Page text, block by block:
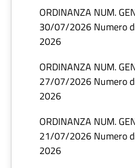
ORDINANZA NUM.
30/07/2026 Numero
2026
ORDINANZA NUM.
27/07/2026 Numero
2026
ORDINANZA NUM.
21/07/2026 Numero
2026